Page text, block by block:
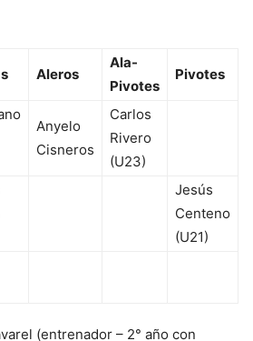
Aleros
Ala-
Pivotes
Pivotes
Anyelo
Cisneros
Carlos
Rivero
(U23)
Jesús
Centeno
(U21)
(entrenador – 2° año con